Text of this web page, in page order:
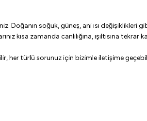
soğuk, güneş, ani ısı değişiklikleri
kısa zamanda canlılığına, ışıltısına tekrar
her türlü sorunuz için bizimle iletişime